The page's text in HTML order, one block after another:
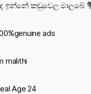
ඉන්නේ කඩුවෙල මාලබේ
ads
malithi
Age 24